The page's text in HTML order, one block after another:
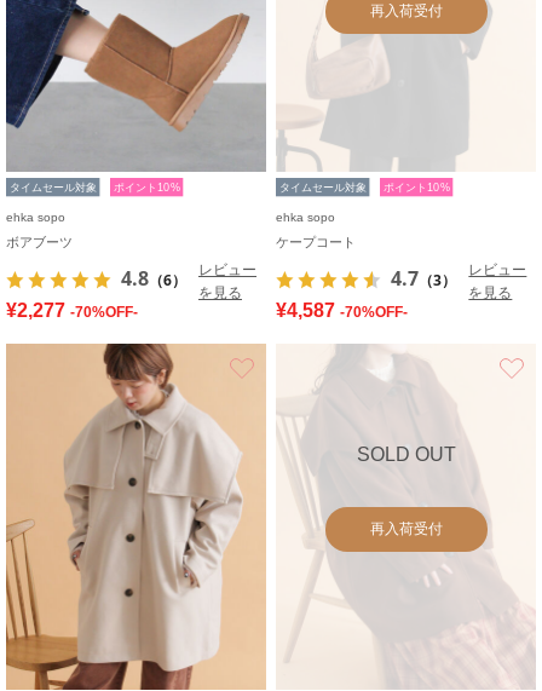
タイムセール対象 ポイント10%
ehka sopo
ボアブーツ
4.8 （6）
レビュー
を見る
¥2,277 -70%OFF-
再入荷受付
タイムセール対象 ポイント10%
ehka sopo
ケープコート
4.7 （3）
レビュー
を見る
¥4,587 -70%OFF-
お気に入り
SOLD OUT
再入荷受付